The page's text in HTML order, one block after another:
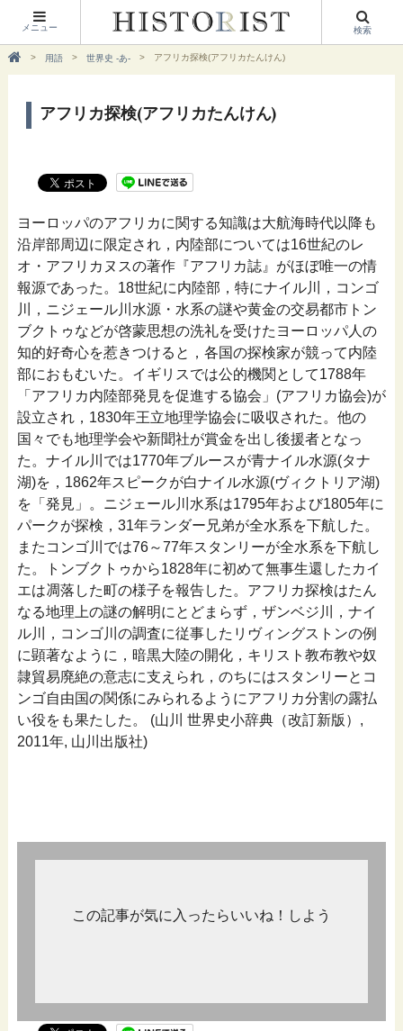
メニュー 検索
用語 世界史 -あ- アフリカ探検(アフリカたんけん)
アフリカ探検(アフリカたんけん)
ヨーロッパのアフリカに関する知識は大航海時代以降も
沿岸部周辺に限定され，内陸部については16世紀のレ
オ・アフリカヌスの著作『アフリカ誌』がほぼ唯一の情
報源であった。18世紀に内陸部，特にナイル川，コンゴ
川，ニジェール川水源・水系の謎や黄金の交易都市トン
ブクトゥなどが啓蒙思想の洗礼を受けたヨーロッパ人の
知的好奇心を惹きつけると，各国の探検家が競って内陸
部におもむいた。イギリスでは公的機関として1788年
「アフリカ内陸部発見を促進する協会」(アフリカ協会)が
設立され，1830年王立地理学協会に吸収された。他の
国々でも地理学会や新聞社が賞金を出し後援者となっ
た。ナイル川では1770年ブルースが青ナイル水源(タナ
湖)を，1862年スピークが白ナイル水源(ヴィクトリア湖)
を「発見」。ニジェール川水系は1795年および1805年に
パークが探検，31年ランダー兄弟が全水系を下航した。
またコンゴ川では76～77年スタンリーが全水系を下航し
た。トンブクトゥから1828年に初めて無事生還したカイ
エは凋落した町の様子を報告した。アフリカ探検はたん
なる地理上の謎の解明にとどまらず，ザンベジ川，ナイ
ル川，コンゴ川の調査に従事したリヴィングストンの例
に顕著なように，暗黒大陸の開化，キリスト教布教や奴
隷貿易廃絶の意志に支えられ，のちにはスタンリーとコ
ンゴ自由国の関係にみられるようにアフリカ分割の露払
い役をも果たした。 (山川 世界史小辞典（改訂新版）,
2011年, 山川出版社)
この記事が気に入ったらいいね！しよう